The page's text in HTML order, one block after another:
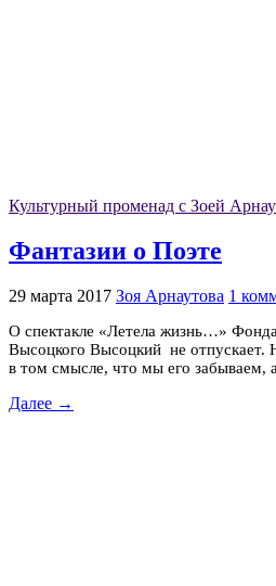
Культурный променад с Зоей
Фантазии о Поэте
29 марта 2017 Зоя Арнаутова 1
О спектакле «Летела жизнь…»
Высоцкого Высоцкий не отпускает.
в том смысле, что мы его
Далее →